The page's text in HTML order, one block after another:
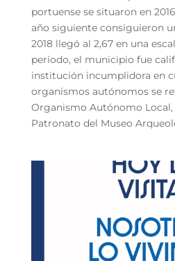
portuense se situaron en
año siguiente consiguieron
2018 llegó al 2,67 en una
período, el municipio fue
institución incumplidora en
organismos autónomos se
Organismo Autónomo Local,
Patronato del Museo